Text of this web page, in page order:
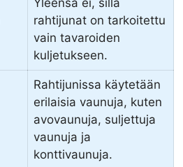
Yleensä ei, sillä
rahtijunat on tarkoitettu
vain tavaroiden
kuljetukseen.
Rahtijunissa käytetään
erilaisia vaunuja, kuten
avovaunuja, suljettuja
vaunuja ja
konttivaunuja.